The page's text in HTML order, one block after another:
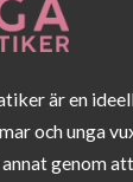
är en
och unga
genom